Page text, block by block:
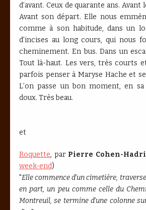
d’avant. Ceux de quarante ans.
Avant son départ. Elle nous
comme à son habitude, dans un
d’incises au long cours, qui nous
cheminement. En bus. Dans un
Tout là-haut. Les vers, très courts
parfois penser à Maryse Hache et
L’on passe un bon moment, en
doux. Très beau.
et
Roquette, par Pierre Cohen-
week-end)
"Elle commence d’un cimetière,
en part, un peu comme celle du
Montreuil, se termine d’une colonne